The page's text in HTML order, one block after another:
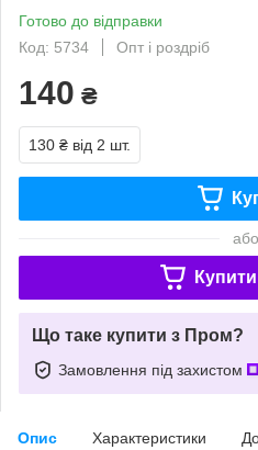
Готово до відправки
Код: 5734
Опт і роздріб
140 ₴
130 ₴ від 2 шт.
або
Що таке купити з Пром?
Замовлення під захистом
Опис Характеристики